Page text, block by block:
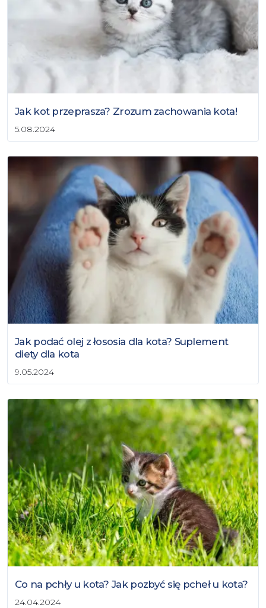
Jak kot przeprasza? Zrozum zachowania kota!
5.08.2024
Jak podać olej z łososia dla kota? Suplement
diety dla kota
9.05.2024
Co na pchły u kota? Jak pozbyć się pcheł u kota?
24.04.2024